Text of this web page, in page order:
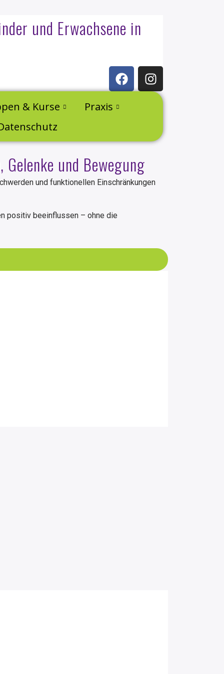
und Erwachsene in
& Kurse
Praxis
und Bewegung
und funktionellen Einschränkungen
positiv beeinflussen – ohne die